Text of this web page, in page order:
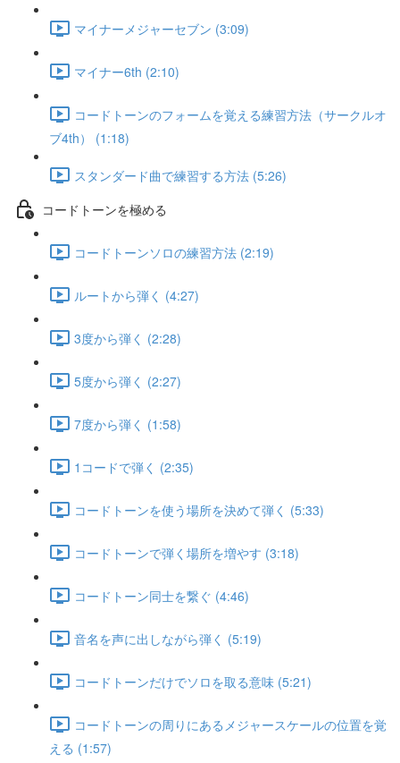
マイナーメジャーセブン (3:09)
マイナー6th (2:10)
コードトーンのフォームを覚える練習方法（サークルオ
ブ4th） (1:18)
スタンダード曲で練習する方法 (5:26)
コードトーンを極める
コードトーンソロの練習方法 (2:19)
ルートから弾く (4:27)
3度から弾く (2:28)
5度から弾く (2:27)
7度から弾く (1:58)
1コードで弾く (2:35)
コードトーンを使う場所を決めて弾く (5:33)
コードトーンで弾く場所を増やす (3:18)
コードトーン同士を繋ぐ (4:46)
音名を声に出しながら弾く (5:19)
コードトーンだけでソロを取る意味 (5:21)
コードトーンの周りにあるメジャースケールの位置を覚
える (1:57)